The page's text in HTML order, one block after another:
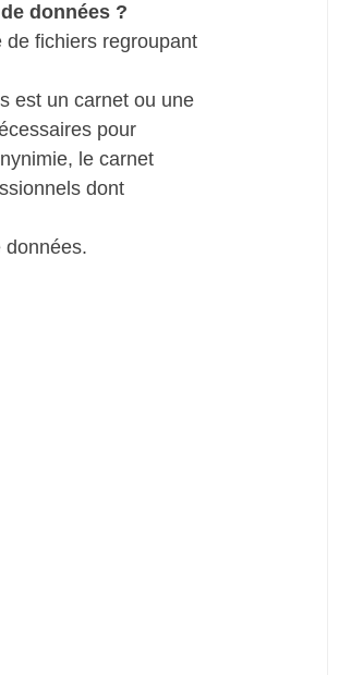
données ?
de fichiers regroupant
est un carnet ou une
pour
le carnet
dont
données.